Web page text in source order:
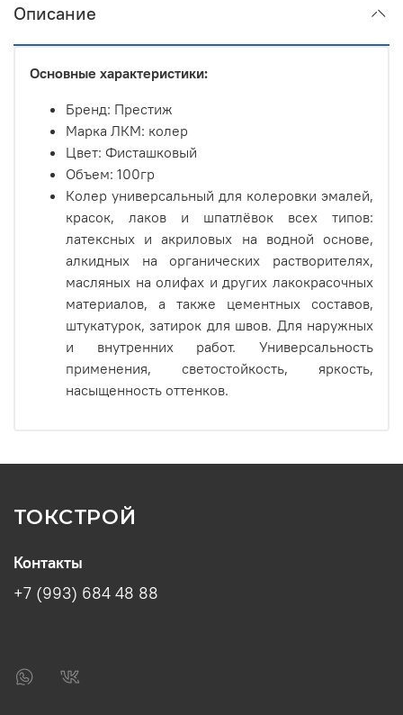
Описание
Основные характеристики:
Бренд: Престиж
Марка ЛКМ: колер
Цвет: Фисташковый
Объем: 100гр
Колер универсальный для колеровки эмалей,
красок, лаков и шпатлёвок всех типов:
латексных и акриловых на водной основе,
алкидных на органических растворителях,
масляных на олифах и других лакокрасочных
материалов, а также цементных составов,
штукатурок, затирок для швов. Для наружных
и внутренних работ. Универсальность
применения, светостойкость, яркость,
насыщенность оттенков.
ТОКСТРОЙ
Контакты
+7 (993) 684 48 88